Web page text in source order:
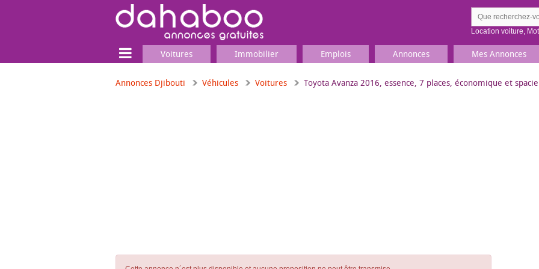
Location voiture,
Voitures Immobilier Emplois Annonces Mes Annonces
Annonces Djibouti Véhicules Voitures Toyota Avanza 2016, essence, 7 places, économique et